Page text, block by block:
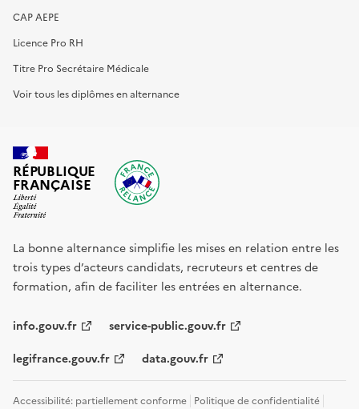
CAP AEPE
Licence Pro RH
Titre Pro Secrétaire Médicale
Voir tous les diplômes en alternance
RÉPUBLIQUE
FRANÇAISE
La bonne alternance simplifie les mises en relation entre les
trois types d’acteurs candidats, recruteurs et centres de
formation, afin de faciliter les entrées en alternance.
info.gouv.fr service-public.gouv.fr
legifrance.gouv.fr data.gouv.fr
Accessibilité: partiellement conforme Politique de confidentialité